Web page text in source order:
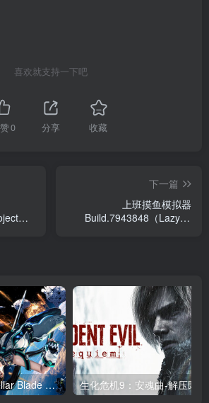
喜欢就支持一下吧
0 分享 收藏
下一篇
上班摸鱼模拟器
Build.7943848（Lazy at
剑星-虚拟机版/ Stellar Blade v1.4.1|Build.19963153 终极版新补丁 送修改器 免安装中文版